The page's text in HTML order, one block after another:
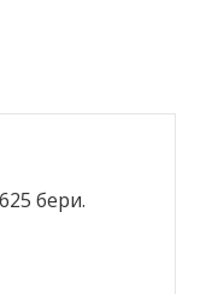
бери.